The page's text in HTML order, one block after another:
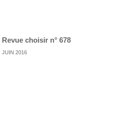
Revue choisir n° 678
JUIN 2016